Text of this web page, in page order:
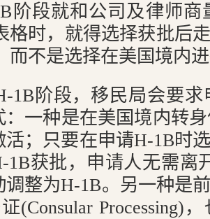
阶段就和公司及律师商
格时，就得选择获批后
而不是选择在美国境内
1B阶段，移民局会要
一种是在美国境内转身
活；只要在申请H-1B时
1B获批，申请人无需离
调整为H-1B。另一种是
(Consular Processing)